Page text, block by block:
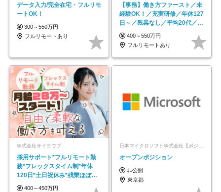
データ入力/完全在宅・フルリモ
ートOK！
300～550万円
フルリモートあり
【事務】働き方ファースト／未
経験OK！／充実研修／年休127
日～／残業なし／平均20代／リ
モートOK
400～550万円
フルリモートあり
株式会社サイヨウブ
採用サポート*フルリモート勤
務*フレックスタイム制*年休
120日*土日祝休み*残業ほぼな
し*育児中社員8割以上
400～450万円
日本マイクロソフト株式会社【ポジションマッチ登録】
オープンポジション
非公開
東京都